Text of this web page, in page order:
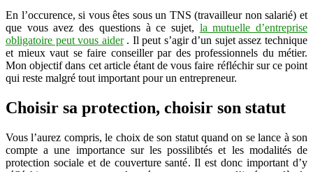
En l’occurence, si vous êtes sous un TNS (travailleur non salarié) et
que vous avez des questions à ce sujet, la mutuelle d’entreprise
obligatoire peut vous aider. Il peut s’agir d’un sujet assez technique
et mieux vaut se faire conseiller par des professionnels du métier.
Mon objectif dans cet article étant de vous faire réfléchir sur ce point
qui reste malgré tout important pour un entrepreneur.
Choisir sa protection, choisir son statut
Vous l’aurez compris, le choix de son statut quand on se lance à son
compte a une importance sur les possilibtés et les modalités de
protection sociale et de couverture santé. Il est donc important d’y